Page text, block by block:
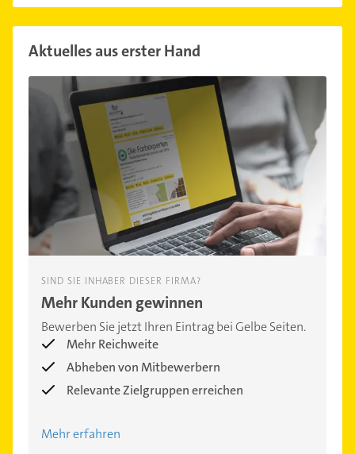
Aktuelles aus erster Hand
SIND SIE INHABER DIESER FIRMA?
Mehr Kunden gewinnen
Bewerben Sie jetzt Ihren Eintrag bei Gelbe Seiten.
Mehr Reichweite
Abheben von Mitbewerbern
Relevante Zielgruppen erreichen
Mehr erfahren